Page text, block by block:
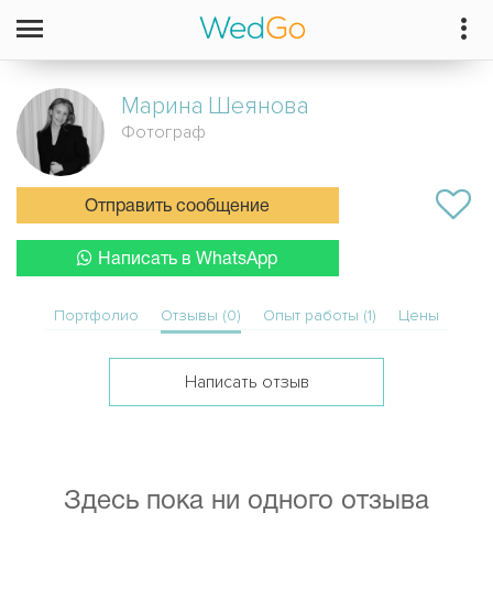
Марина Шеянова
Фотограф
Отправить сообщение
Написать в WhatsApp
Портфолио Отзывы (0) Опыт работы (1) Цены
Написать отзыв
Здесь пока ни одного отзыва